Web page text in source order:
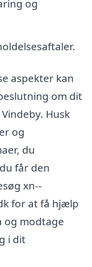
og
aspekter kan
om dit
Husk
og
du
får den
xn--
for at få hjælp
og modtage
i dit